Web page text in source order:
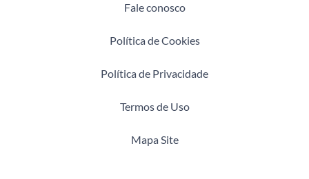
Fale conosco
Política de Cookies
Política de Privacidade
Termos de Uso
Mapa Site